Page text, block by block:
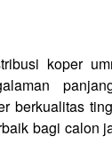
koper
berkualitas
bagi calon